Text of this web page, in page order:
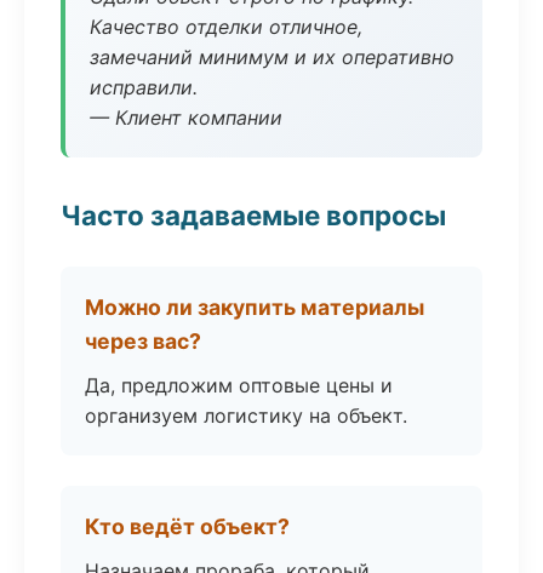
Качество отделки отличное,
замечаний минимум и их оперативно
исправили.
— Клиент компании
Часто задаваемые вопросы
Можно ли закупить материалы
через вас?
Да, предложим оптовые цены и
организуем логистику на объект.
Кто ведёт объект?